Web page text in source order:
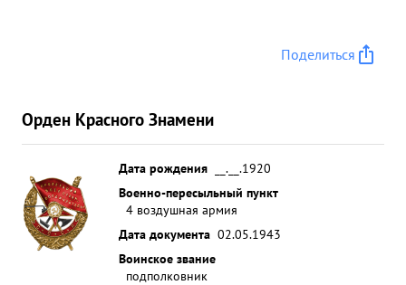
Поделиться
Орден Красного Знамени
Дата рождения
__.__.1920
Военно-пересыльный пункт
4 воздушная армия
Дата документа 02.05.1943
Воинское звание
подполковник